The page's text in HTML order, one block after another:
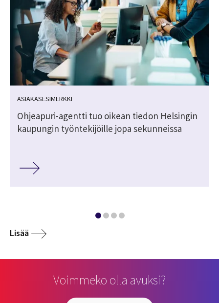
ASIAKASESIMERKKI
Ohjeapuri-agentti tuo oikean tiedon Helsingin
kaupungin työntekijöille jopa sekunneissa
Lisää
Voimmeko olla avuksi?